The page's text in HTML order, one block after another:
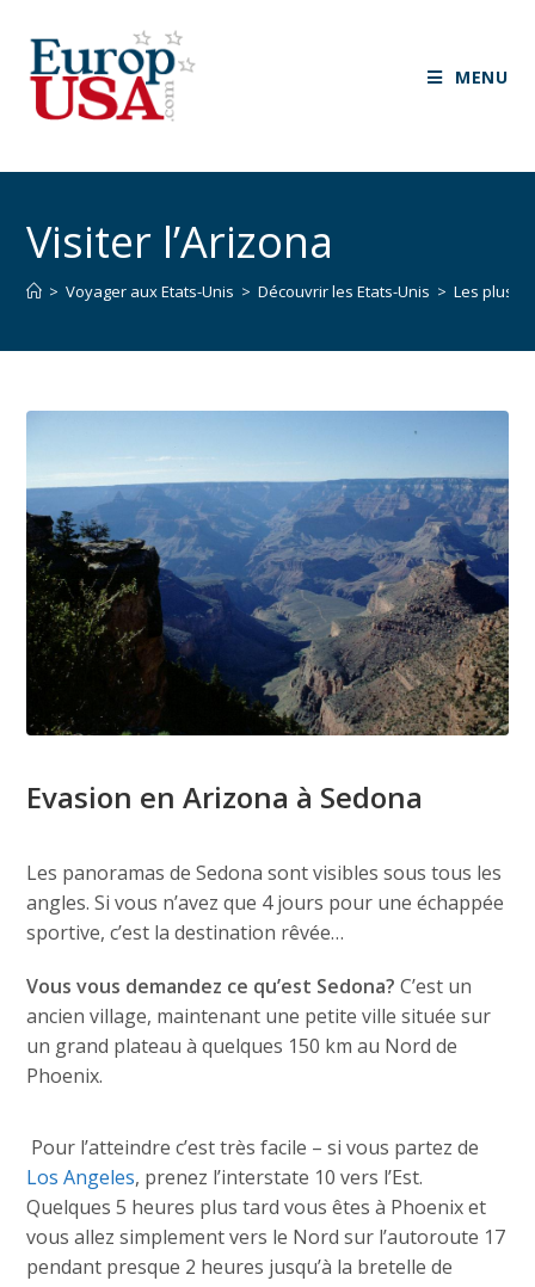
MENU
Visiter l’Arizona
> Voyager aux Etats-Unis > Découvrir les Etats-Unis > Les plus
Evasion en Arizona à Sedona
Les panoramas de Sedona sont visibles sous tous les
angles. Si vous n’avez que 4 jours pour une échappée
sportive, c’est la destination rêvée…
Vous vous demandez ce qu’est Sedona? C’est un
ancien village, maintenant une petite ville située sur
un grand plateau à quelques 150 km au Nord de
Phoenix.
Pour l’atteindre c’est très facile – si vous partez de
Los Angeles, prenez l’interstate 10 vers l’Est.
Quelques 5 heures plus tard vous êtes à Phoenix et
vous allez simplement vers le Nord sur l’autoroute 17
pendant presque 2 heures jusqu’à la bretelle de